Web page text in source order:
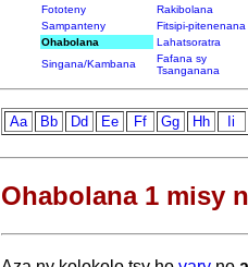
Fototeny
Rakibolana
Sampanteny
Fitsipi-pitenenana
Ohabolana
Lahatsoratra
Singana/Kambana
Fafana sy
Tsanganana
Aa Bb Dd Ee Ff Gg Hh Ii
Ohabolana 1 misy